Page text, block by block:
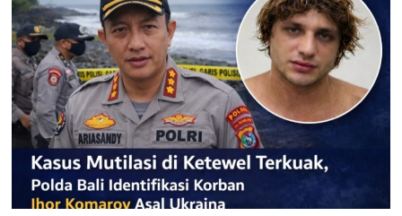
Rusia
Pengelola
Laboratorium
Narkoba
di
Bali,
Satu
Mantan
Tentara